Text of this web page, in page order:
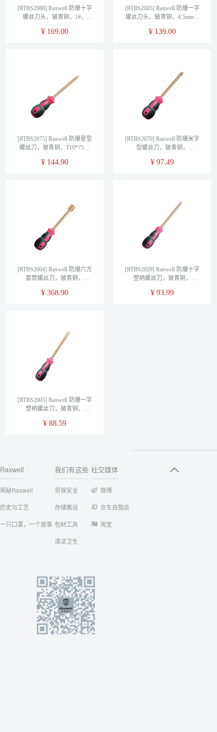
[RTBS2088] Raxwell 防爆十字
螺丝刀头，铍青铜，1#，
¥ 169.00
[RTBS2085] Raxwell 防爆一字
螺丝刀头，铍青铜，4.5mm，
¥ 139.00
[RTBS2075] Raxwell 防爆星型
螺丝刀，铍青铜，T10*75，
¥ 144.90
[RTBS2070] Raxwell 防爆米字
型螺丝刀，铍青铜，
¥97.49
[RTBS2064] Raxwell 防爆六方
套筒螺丝刀，铍青铜，
¥ 368.90
[RTBS2029] Raxwell 防爆十字
塑柄螺丝刀，铍青铜，
¥93.99
[RTBS2005] Raxwell 防爆一字
塑柄螺丝刀，铍青铜，
¥ 88.59
Raxwell
揭秘Raxwell
历史与工艺
一只口罩，一个故事
我们有这些
劳保安全
存储搬运
包材工具
清洁卫生
社交媒体
微博
京东自营店
淘宝